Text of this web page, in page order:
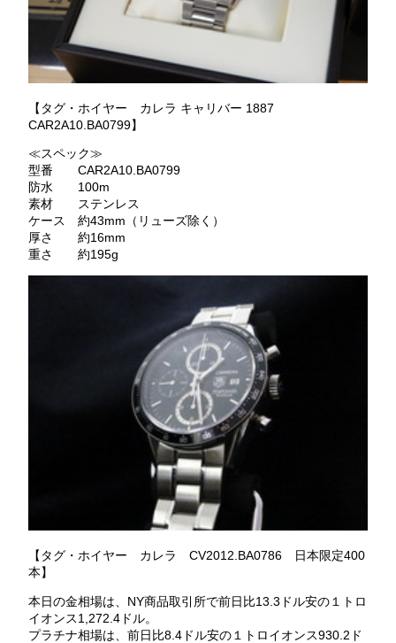
【タグ・ホイヤー カレラ キャリバー 1887
CAR2A10.BA0799】
≪スペック≫
型番 CAR2A10.BA0799
防水 100m
素材 ステンレス
ケース 約43mm（リューズ除く）
厚さ 約16mm
重さ 約195g
【タグ・ホイヤー カレラ CV2012.BA0786 日本限定400
本】
本日の金相場は、NY商品取引所で前日比13.3ドル安の１トロ
イオンス1,272.4ドル。
プラチナ相場は、前日比8.4ドル安の１トロイオンス930.2ド